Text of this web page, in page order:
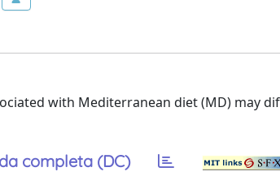
with Mediterranean diet (MD) may
completa (DC)